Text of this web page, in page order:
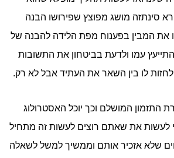
סינתזה מושג מפוצץ שפירושו הבנה
את המבין בפענוח מפת הלידה להבנה של
עמו ולדעת בביטחון את התשובות
לחזות לו בין השאר את העתיד אבל לא רק.
התזמון המושלם וכך יוכל האסטרולוג
לעשות את שאתם רוצים לעשות זה מתחיל
שלא אזכיר אותם וממשיך למשל לשאלה